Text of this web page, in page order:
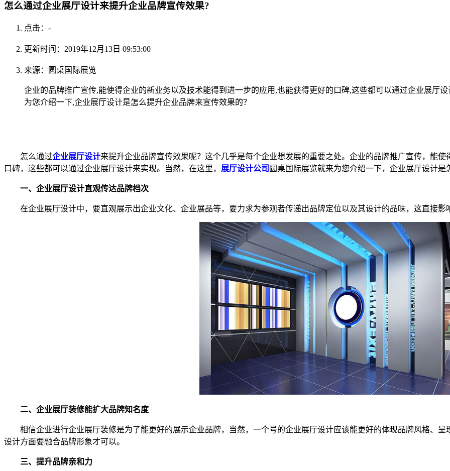
怎么通过企业展厅设计来提升企业品牌宣传效果?
点击： -
更新时间：2019年12月13日 09:53:00
来源：圆桌国际展览
企业的品牌推广宣传,能使得企业的新业务以及技术能得到进一步的应用,也能获得更好的口碑,这些都可以通过企业展厅
为您介绍一下,企业展厅设计是怎么提升企业品牌来宣传效果的？
怎么通过企业展厅设计来提升企业品牌宣传效果呢？这个几乎是每个企业想发展的重要之处。企业的品牌推广宣传，能
口碑，这些都可以通过企业展厅设计来实现。当然，在这里， 展厅设计公司 圆桌国际展览就来为您介绍一下，企业展厅设计是
一、企业展厅设计直观传达品牌档次
在企业展厅设计中，要直观展示出企业文化、企业展品等，要力求为参观者传递出品牌定位以及其设计的品味，这直接影
二、企业展厅装修能扩大品牌知名度
相信企业进行企业展厅装修是为了能更好的展示企业品牌，当然，一个号的企业展厅设计应该能更好的体现品牌风格、
设计方面要融合品牌形象才可以。
三、提升品牌亲和力